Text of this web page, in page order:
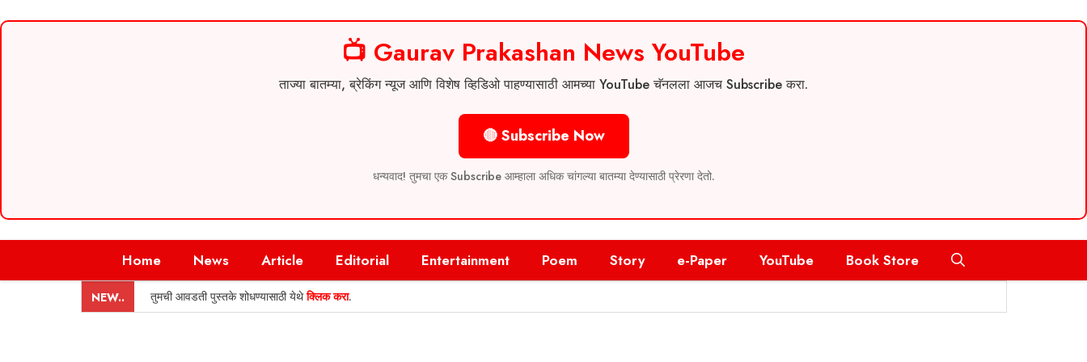
📺 Gaurav Prakashan News YouTube
ताज्या बातम्या, ब्रेकिंग न्यूज आणि विशेष व्हिडिओ पाहण्यासाठी आमच्या YouTube चॅनलला आजच Subscribe करा.
🔴 Subscribe Now
धन्यवाद! तुमचा एक Subscribe आम्हाला अधिक चांगल्या बातम्या देण्यासाठी प्रेरणा देतो.
Home News Article Editorial Entertainment Poem Story e-Paper YouTube Book Store
NEW.. तुमची आवडती पुस्तके शोधण्यासाठी येथेक्लिक करा.